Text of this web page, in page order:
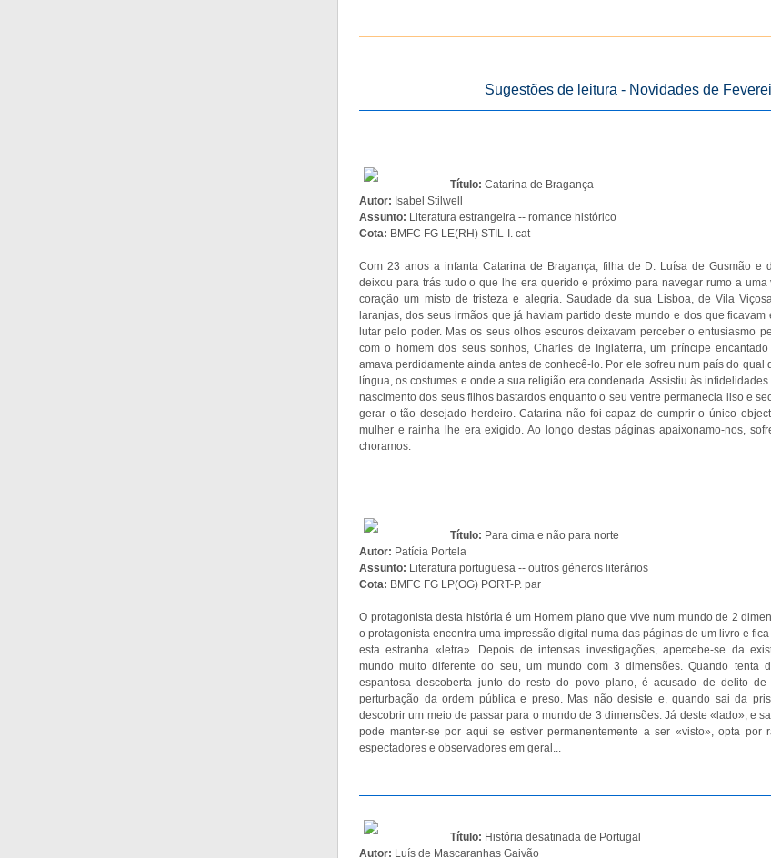
Sugestões de leitura - Novidades de
Título: Catarina de Bragança
Autor: Isabel Stilwell
Assunto: Literatura estrangeira -- romance histórico
Cota: BMFC FG LE(RH) STIL-I. cat
Com 23 anos a infanta Catarina de Bragança, filha de D. Luísa de Gusmão e
deixou para trás tudo o que lhe era querido e próximo para navegar rumo a uma
coração um misto de tristeza e alegria. Saudade da sua Lisboa, de Vila
laranjas, dos seus irmãos que já haviam partido deste mundo e dos que ficavam
lutar pelo poder. Mas os seus olhos escuros deixavam perceber o entusiasmo
com o homem dos seus sonhos, Charles de Inglaterra, um príncipe
amava perdidamente ainda antes de conhecê-lo. Por ele sofreu num país do qual
língua, os costumes e onde a sua religião era condenada. Assistiu às
nascimento dos seus filhos bastardos enquanto o seu ventre permanecia liso e
gerar o tão desejado herdeiro. Catarina não foi capaz de cumprir o único
mulher e rainha lhe era exigido. Ao longo destas páginas apaixonamo-nos,
choramos.
Título: Para cima e não para norte
Autor: Patícia Portela
Assunto: Literatura portuguesa -- outros géneros literários
Cota: BMFC FG LP(OG) PORT-P. par
O protagonista desta história é um Homem plano que vive num mundo de 2
o protagonista encontra uma impressão digital numa das páginas de um livro e
esta estranha «letra». Depois de intensas investigações, apercebe-se da
mundo muito diferente do seu, um mundo com 3 dimensões. Quando tenta
espantosa descoberta junto do resto do povo plano, é acusado de delito
perturbação da ordem pública e preso. Mas não desiste e, quando sai da
descobrir um meio de passar para o mundo de 3 dimensões. Já deste «lado», e
pode manter-se por aqui se estiver permanentemente a ser «visto», opta por
espectadores e observadores em geral...
Título: História desatinada de Portugal
Autor: Luís de Mascaranhas Gaivão